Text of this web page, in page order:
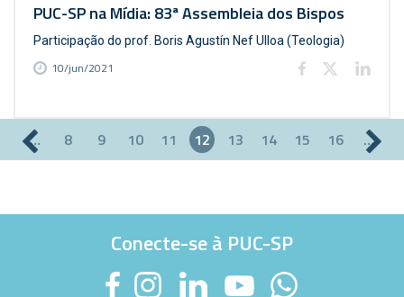
PUC-SP na Mídia: 83ª Assembleia dos Bispos
Participação do prof. Boris Agustín Nef Ulloa (Teologia)
10/jun/2021
Páginas
… 8 9 10 11 12 13 14 15 16 …
Conecte-se à PUC-SP